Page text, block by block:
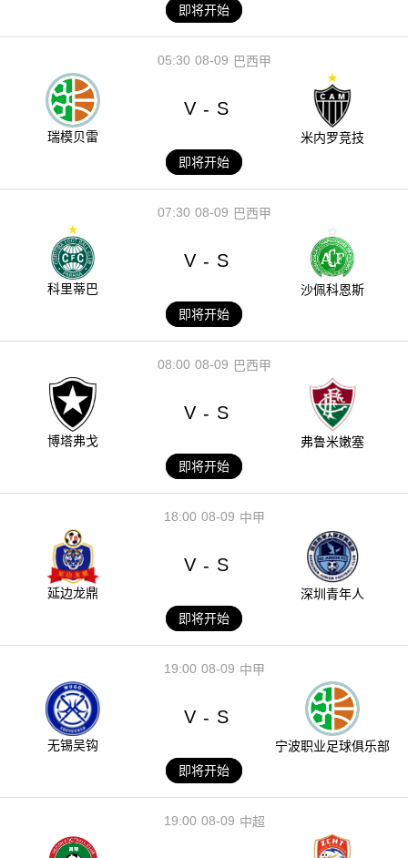
即将开始
08-09
05:30 巴西甲
瑞模贝雷
V - S
米内罗竞技
即将开始
08-09
07:30 巴西甲
科里蒂巴
V - S
沙佩科恩斯
即将开始
08-09
08:00 巴西甲
博塔弗戈
V - S
弗鲁米嫩塞
即将开始
08-09
18:00 中甲
延边龙鼎
V - S
深圳青年人
即将开始
08-09
19:00 中甲
无锡吴钩
V - S
宁波职业足球俱乐部
即将开始
08-09
19:00 中超